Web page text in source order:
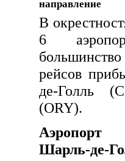
направление
В
6
рейсов
де-Голль
(ORY).
Шарль-де-